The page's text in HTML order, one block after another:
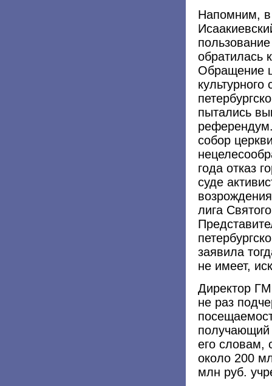
Напомним, в
обратилась
Обращение
пытались
референдум.
собор
года отказ
суде
лига
заявила
не имеет,
Директор
не раз
получающий
его словам,
около 200
млн руб.